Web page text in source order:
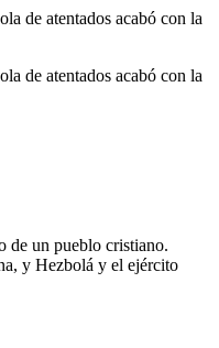
de atentados acabó con la
de atentados acabó con la
de un pueblo cristiano.
y Hezbolá y el ejército